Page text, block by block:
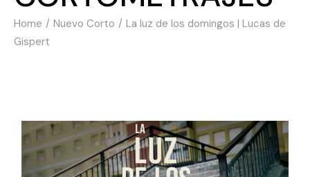
Home Nuevo Corto
La luz de los domingos | Lucas de
Gispert